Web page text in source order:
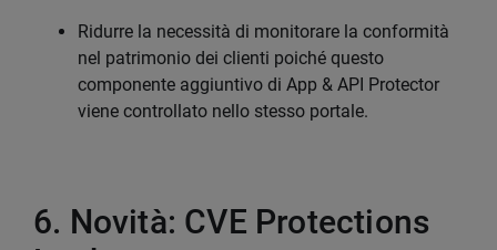
Ridurre la necessità di monitorare la conformità
nel patrimonio dei clienti poiché questo
componente aggiuntivo di App & API Protector
viene controllato nello stesso portale.
6. Novità: CVE Protections